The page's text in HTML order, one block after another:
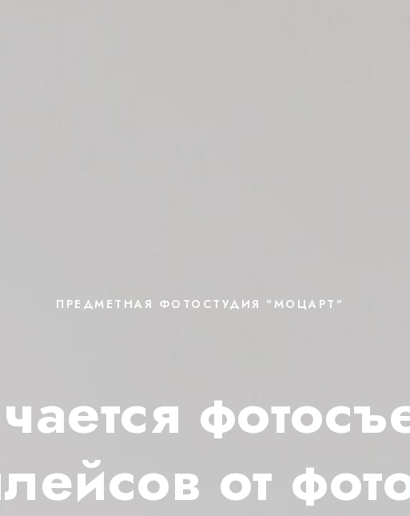
ПРЕДМЕТНАЯ ФОТОСТУДИЯ "МОЦАРТ"
от